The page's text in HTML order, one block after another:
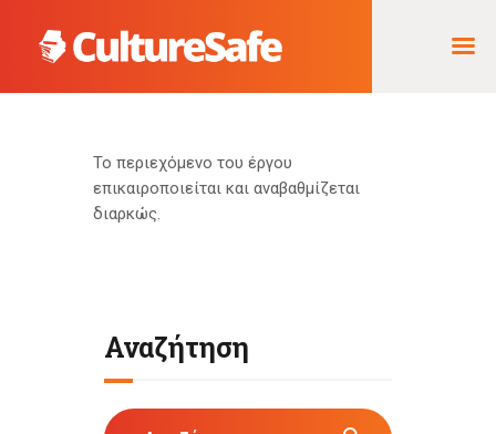
ΑΡΧΙΚΉ
ΦΟΡΈΑΣ ΥΛΟΠΟΊΗΣΗΣ
& ΈΡΓΑ
Το περιεχόμενο του έργου
επικαιροποιείται και αναβαθμίζεται
διαρκώς.
Αναζήτηση
Αναζήτηση